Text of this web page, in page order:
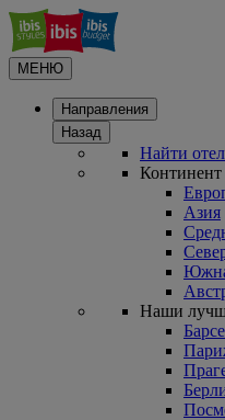
МЕНЮ
Направления
Назад
Найти
Континент
Азия
Наши